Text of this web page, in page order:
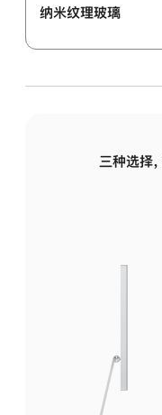
纳米纹理玻璃
三种选择